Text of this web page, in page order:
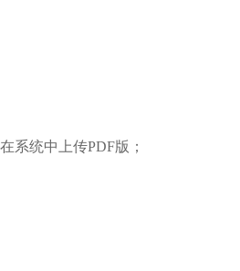
系统中上传PDF版；